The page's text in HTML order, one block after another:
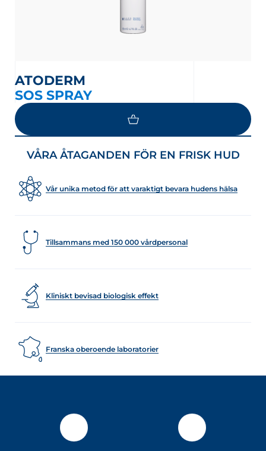
ATODERM
SOS SPRAY
VÅRA ÅTAGANDEN FÖR EN FRISK HUD
Vår unika metod för att varaktigt bevara hudens hälsa
Tillsammans med 150 000 vårdpersonal
Kliniskt bevisad biologisk effekt
Franska oberoende laboratorier